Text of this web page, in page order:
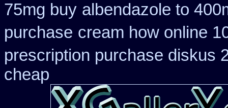
75mg buy albendazole to
purchase cream how online
prescription purchase diskus
cheap